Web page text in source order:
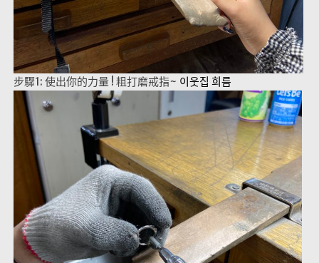
步驟1: 使出你的力量 ! 粗打磨戒指~ 이웃집 희름